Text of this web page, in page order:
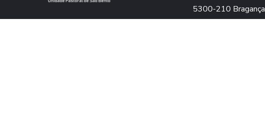
5300-210 Bragança